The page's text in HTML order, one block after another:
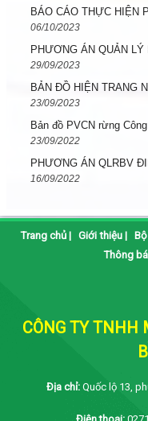
BÁO CÁO THỰC HIỆN
06/10/2023
PHƯƠNG ÁN QUẢN
29/09/2023
BẢN ĐỒ HIỆN TRANG
23/09/2023
Bản đồ PVCN rừng
23/09/2022
PHƯƠNG ÁN QLRBV
16/09/2022
Trang chủ| Giới thiệu|
Thông
CÔNG TY TNHH
Địa chỉ: Quốc lộ 13,